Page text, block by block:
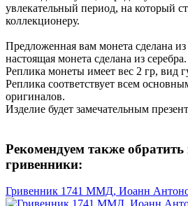
увлекательный период, на который
коллекционеру.
Предложенная вам монета сделана из
настоящая монета сделана из серебра.
Реплика монеты имеет вес 2 гр, вид
Реплика соответствует всем
оригиналов.
Изделие будет замечательным
Рекомендуем также
гривенники:
Гривенник 1741 ММД, Иоанн